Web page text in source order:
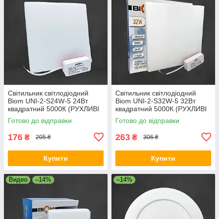
Світильник світлодіодний
Biom UNI-2-S24W-5 24Вт
квадратний 5000К (РУХЛИВІ
КЛІПСИ)
Готово до відправки
176 ₴ 205 ₴
Купити
Світильник світлодіодний
Biom UNI-2-S32W-5 32Вт
квадратний 5000К (РУХЛИВІ
КЛІПСИ)
Готово до відправки
263 ₴ 306 ₴
Купити
Видео –14% –14%